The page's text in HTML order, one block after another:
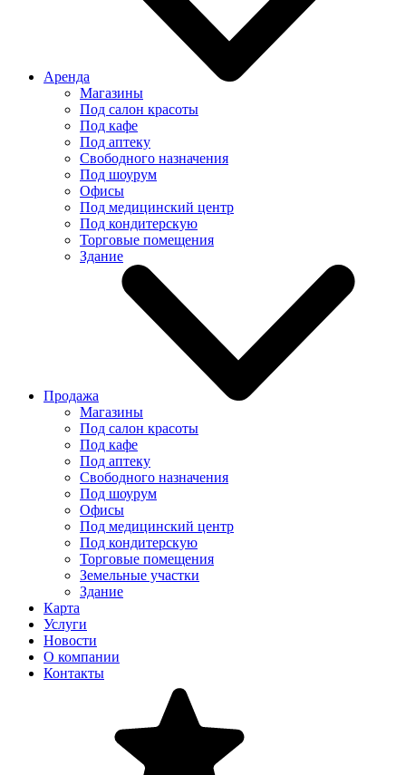
Аренда
Магазины
Под салон красоты
Под кафе
Под аптеку
Свободного назначения
Под шоурум
Офисы
Под медицинский центр
Под кондитерскую
Торговые помещения
Здание
Продажа
Магазины
Под салон красоты
Под кафе
Под аптеку
Свободного назначения
Под шоурум
Офисы
Под медицинский центр
Под кондитерскую
Торговые помещения
Земельные участки
Здание
Карта
Услуги
Новости
О компании
Контакты